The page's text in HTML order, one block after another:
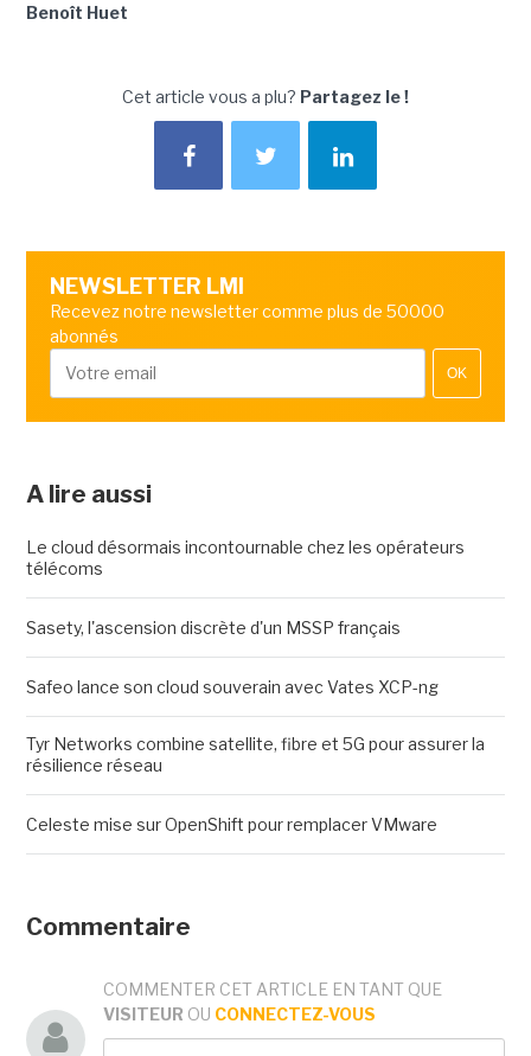
Benoît Huet
Cet article vous a plu? Partagez le !
NEWSLETTER LMI
Recevez notre newsletter comme plus de 50000
abonnés
OK
A lire aussi
Le cloud désormais incontournable chez les opérateurs
télécoms
Sasety, l'ascension discrète d'un MSSP français
Safeo lance son cloud souverain avec Vates XCP-ng
Tyr Networks combine satellite, fibre et 5G pour assurer la
résilience réseau
Celeste mise sur OpenShift pour remplacer VMware
Commentaire
COMMENTER CET ARTICLE EN TANT QUE
VISITEUR OU CONNECTEZ-VOUS